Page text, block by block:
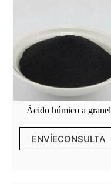
Ácido húmico a granel
ENVÍECONSULTA